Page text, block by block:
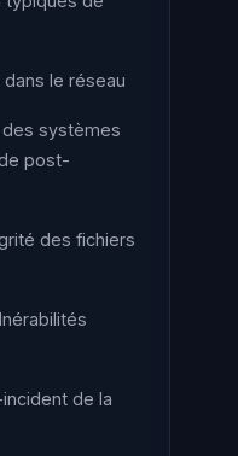
le réseau
systèmes
post-
des fichiers
de la